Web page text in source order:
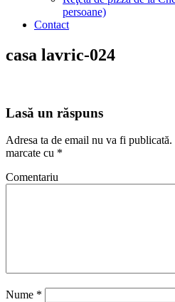
persoane)
Contact
casa lavric-024
Lasă un răspuns
Adresa ta de email nu va fi publicată.
marcate cu *
Comentariu
Nume *